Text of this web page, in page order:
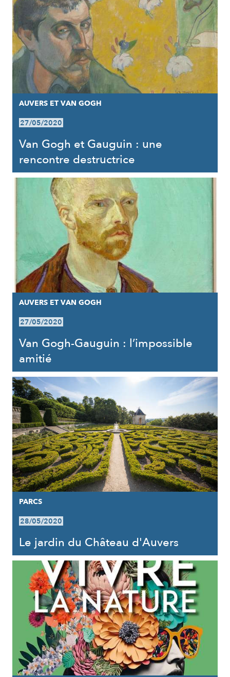
AUVERS ET VAN GOGH
27/05/2020
Van Gogh et Gauguin : une
rencontre destructrice
AUVERS ET VAN GOGH
27/05/2020
Van Gogh-Gauguin : l’impossible
amitié
PARCS
28/05/2020
Le jardin du Château d'Auvers